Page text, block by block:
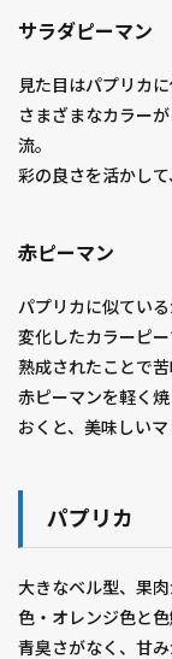
サラダピーマン
見た目はパプリカ
さまざまなカラー
流。
彩の良さを活かして
赤ピーマン
パプリカに似てい
変化したカラーピー
熟成されたことで苦
赤ピーマンを軽く
おくと、美味しいマ
パプリカ
大きなベル型、果
色・オレンジ色と色
青臭さがなく、甘